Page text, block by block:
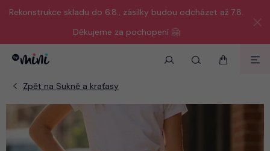
Rekonstrukce skladu do 6.8., zásilky budou odcházet až 7.8.
Děkujeme za pochopení 🤗